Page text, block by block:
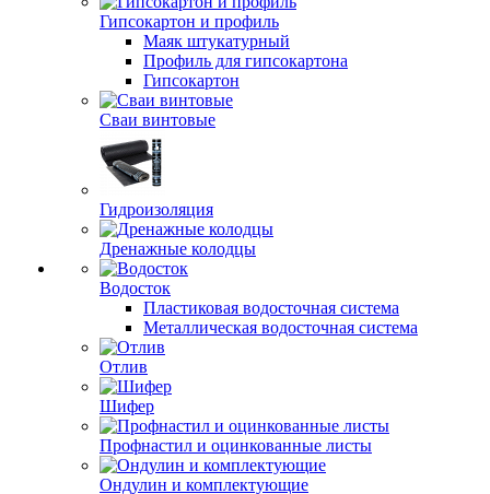
Гипсокартон и профиль
Маяк штукатурный
Профиль для гипсокартона
Гипсокартон
Сваи винтовые
Гидроизоляция
Дренажные колодцы
Водосток
Пластиковая водосточная система
Металлическая водосточная система
Отлив
Шифер
Профнастил и оцинкованные листы
Ондулин и комплектующие